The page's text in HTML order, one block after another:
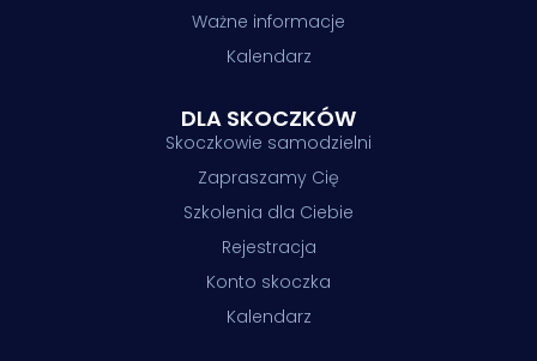
Ważne informacje
Kalendarz
DLA SKOCZKÓW
Skoczkowie samodzielni
Zapraszamy Cię
Szkolenia dla Ciebie
Rejestracja
Konto skoczka
Kalendarz